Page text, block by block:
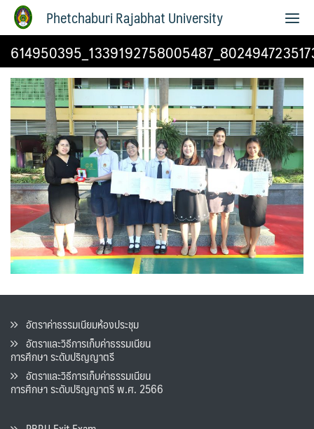
Phetchaburi Rajabhat University
อัตราค่าธรรมเนียมห้องประชุม
อัตราและวิธีการเก็บค่าธรรมเนียน
การศึกษา ระดับปริญญาตรี
อัตราและวิธีการเก็บค่าธรรมเนียน
การศึกษา ระดับปริญญาตรี พ.ศ. 2566